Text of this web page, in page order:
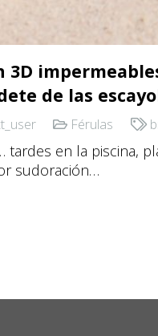
3D
de las
Férulas
tardes en la piscina,
sudoración…